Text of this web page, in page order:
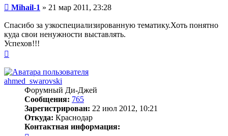
Сообщение
Mihail-1 » 21 мар 2011, 23:28
Спасибо за узкоспециализированную тематику.Хоть понятно
куда свои ненужности выставлять.
Успехов!!!
началу
ahmed_swarovski
Форумный Ди-Джей
Сообщения: 765
Зарегистрирован: 22 июл 2012, 10:21
Откуда: Краснодар
Контактная информация: